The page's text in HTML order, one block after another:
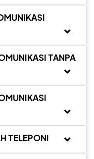
TANPA
TELEPONI